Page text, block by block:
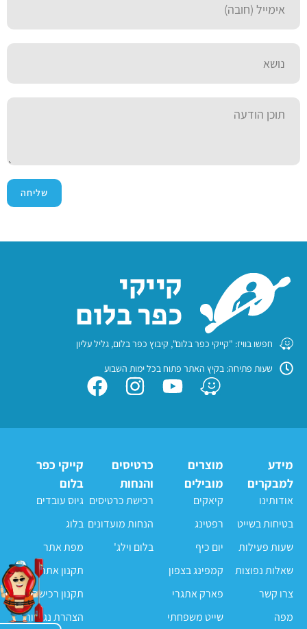
שליחה
מידע
למבקרים
אודותינו
בטיחות בשייט
שעות פעילות
שאלות נפוצות
צרו קשר
מפה
מוצרים
מובילים
קיאקים
רפטינג
יום כיף
קמפינג בצפון
פארק אתגרי
שייט משפחתי
כרטיסים
והנחות
רכישת כרטיסים
הנחות מועדונים
בלום וילג'
קייקי כפר
בלום
גיוס עובדים
בלוג
מפת אתר
תקנון אתר
תקנון רכישה
הצהרת נגישות
חפשו בוויז: "קייקי כפר בלום", קיבוץ כפר בלום, גליל עליון
שעות פתיחה: בקיץ האתר פתוח בכל ימות השבוע